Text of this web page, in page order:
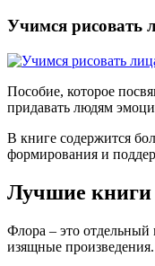
Учимся рисовать
Пособие, которое
придавать людям
В книге содержится
формирования и
Лучшие книги
Флора – это отдельный
изящные произведения.